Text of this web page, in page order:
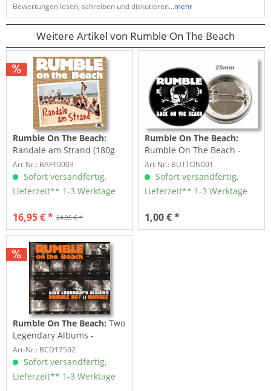
Bewertungen lesen, schreiben und diskutieren...mehr
Weitere Artikel von Rumble On The Beach
Rumble On The Beach:
Randale am Strand (180g
Vinyl)
Art-Nr.: BAF19003
Sofort versandfertig,
Lieferzeit** 1-3 Werktage
24,95 € *
16,95 € *
Rumble On The Beach:
Rumble On The Beach -
Button, Badge, Pin
Art-Nr.: BUTTON001
Sofort versandfertig,
Lieferzeit** 1-3 Werktage
1,00 € *
Rumble On The Beach: Two
Legendary Albums -
Rumble Rat & Rumble
Art-Nr.: BCD17502
Sofort versandfertig,
Lieferzeit** 1-3 Werktage